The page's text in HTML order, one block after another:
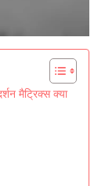
मैट्रिक्स क्या